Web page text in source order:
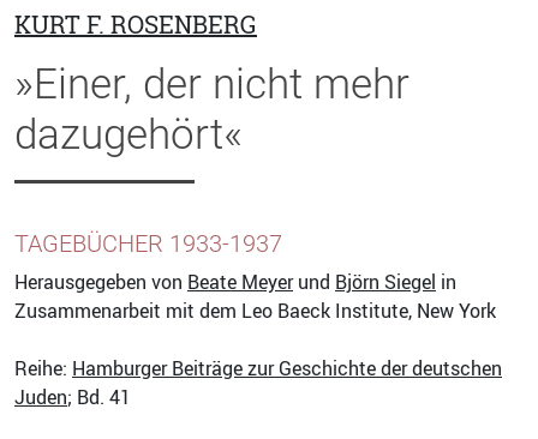
KURT F. ROSENBERG
»Einer, der nicht mehr
dazugehört«
TAGEBÜCHER 1933-1937
Herausgegeben von Beate Meyerund Björn Siegel in
Zusammenarbeit mit dem Leo Baeck Institute, New York
Reihe: Hamburger Beiträge zur Geschichte der deutschen
Juden; Bd. 41